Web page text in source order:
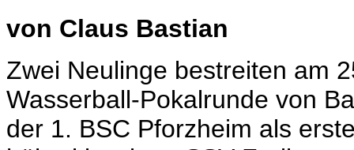
von Claus Bastian
Zwei Neulinge bestreiten am
Wasserball-Pokalrunde von
der 1. BSC Pforzheim als